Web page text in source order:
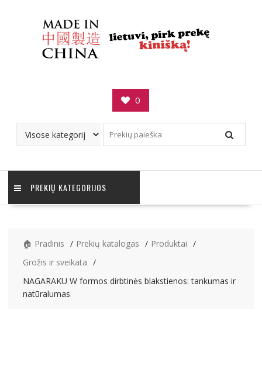
0
PREKIŲ KATEGORIJOS
🏠 Pradinis Prekių katalogas
Produktai
Grožis ir sveikata
NAGARAKU W formos dirbtinės blakstienos: tankumas ir
natūralumas